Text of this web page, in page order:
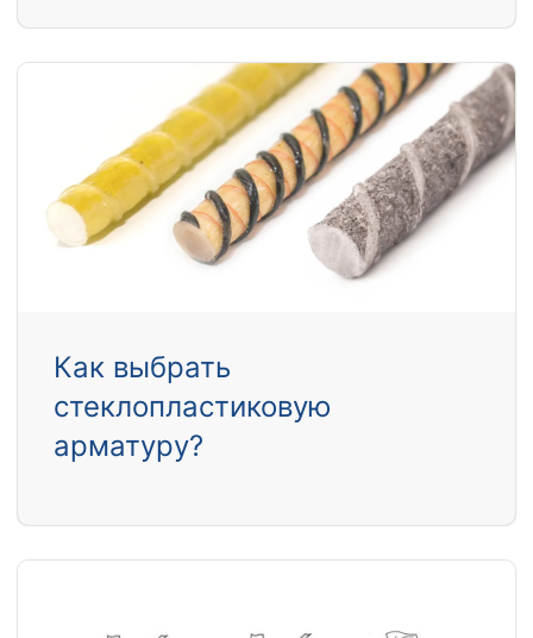
Как выбрать
стеклопластиковую
арматуру?